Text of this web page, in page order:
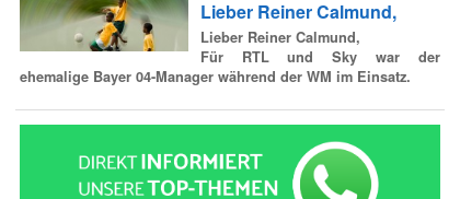
Lieber Reiner Calmund,
Lieber Reiner Calmund,
Für RTL und Sky war der
ehemalige Bayer 04-Manager während der WM im Einsatz.